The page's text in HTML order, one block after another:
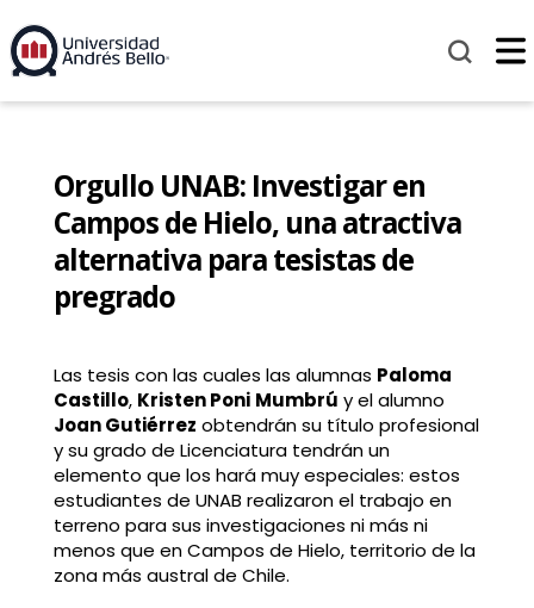
Orgullo UNAB: Investigar en
Campos de Hielo, una atractiva
alternativa para tesistas de
pregrado
Las tesis con las cuales las alumnas Paloma
Castillo, Kristen Poni Mumbrú y el alumno
Joan Gutiérrez obtendrán su título profesional
y su grado de Licenciatura tendrán un
elemento que los hará muy especiales: estos
estudiantes de UNAB realizaron el trabajo en
terreno para sus investigaciones ni más ni
menos que en Campos de Hielo, territorio de la
zona más austral de Chile.